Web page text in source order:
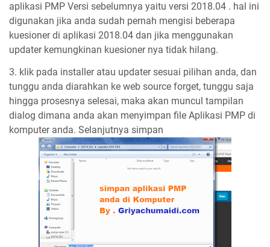
aplikasi PMP Versi sebelumnya yaitu versi 2018.04 . hal ini
digunakan jika anda sudah pernah mengisi beberapa
kuesioner di aplikasi 2018.04 dan jika menggunakan
updater kemungkinan kuesioner nya tidak hilang.
3. klik pada installer atau updater sesuai pilihan anda, dan
tunggu anda diarahkan ke web source forget, tunggu saja
hingga prosesnya selesai, maka akan muncul tampilan
dialog dimana anda akan menyimpan file Aplikasi PMP di
komputer anda. Selanjutnya simpan